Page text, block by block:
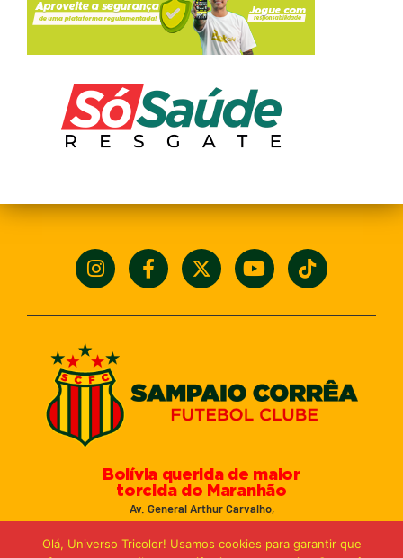
Bolívia querida de maior
torcida do Maranhão
Av. General Arthur Carvalho,
Email: marketing@sampaiocorreafc.com.br
Olá, Universo Tricolor! Usamos cookies para garantir que